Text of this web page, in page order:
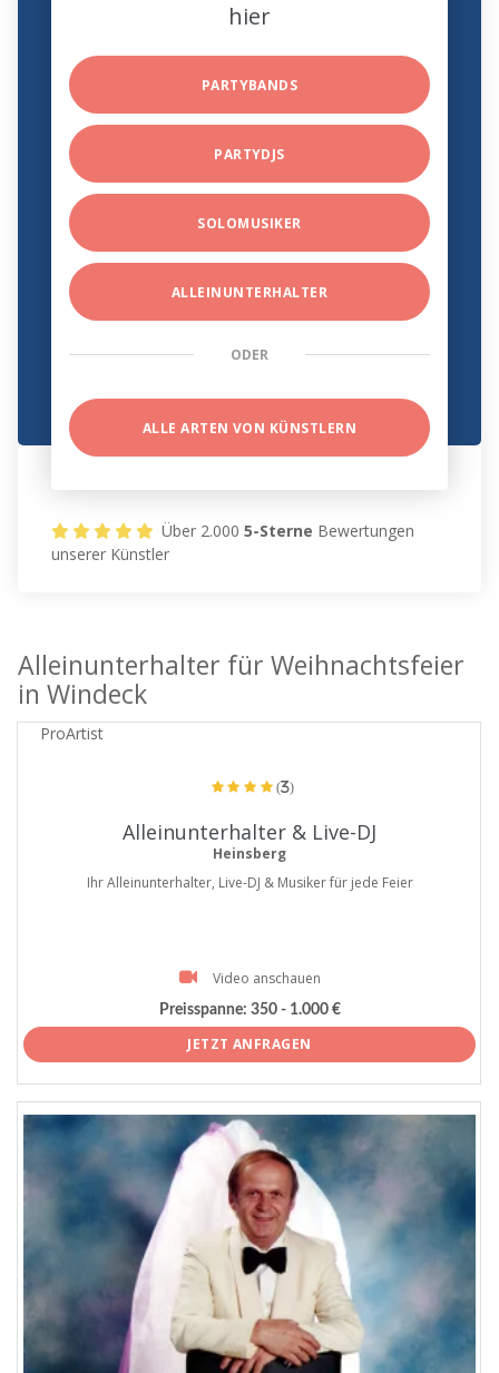
hier
PARTYBANDS
PARTYDJS
SOLOMUSIKER
ALLEINUNTERHALTER
ODER
ALLE ARTEN VON KÜNSTLERN
Über 2.0005-Sterne Bewertungen
unserer Künstler
Alleinunterhalter für Weihnachtsfeier
in Windeck
ProArtist
(3)
Alleinunterhalter & Live-DJ
Heinsberg
Ihr Alleinunterhalter, Live-DJ & Musiker für jede Feier
Video anschauen
Preisspanne: 350 - 1.000 €
JETZT ANFRAGEN